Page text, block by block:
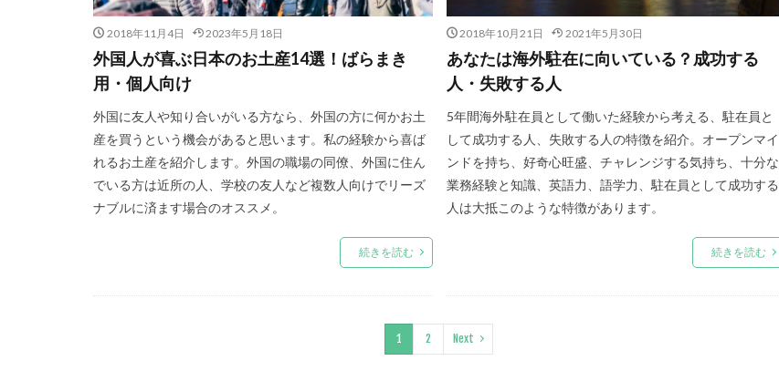
2018年11月4日 2023年5月18日
外国人が喜ぶ日本のお土産14選！ばらまき
用・個人向け
外国に友人や知り合いがいる方なら、外国の方に何かお土
産を買うという機会があると思います。私の経験から喜ば
れるお土産を紹介します。外国の職場の同僚、外国に住ん
でいる方は近所の人、学校の友人など複数人向けでリーズ
ナブルに済ます場合のオススメ。
続きを読む
2018年10月21日 2021年5月30日
あなたは海外駐在に向いている？成功する
人・失敗する人
5年間海外駐在員として働いた経験から考える、駐在員と
して成功する人、失敗する人の特徴を紹介。オープンマイ
ンドを持ち、好奇心旺盛、チャレンジする気持ち、十分な
業務経験と知識、英語力、語学力、駐在員として成功する
人は大抵このような特徴があります。
続きを読む
1 2 Next